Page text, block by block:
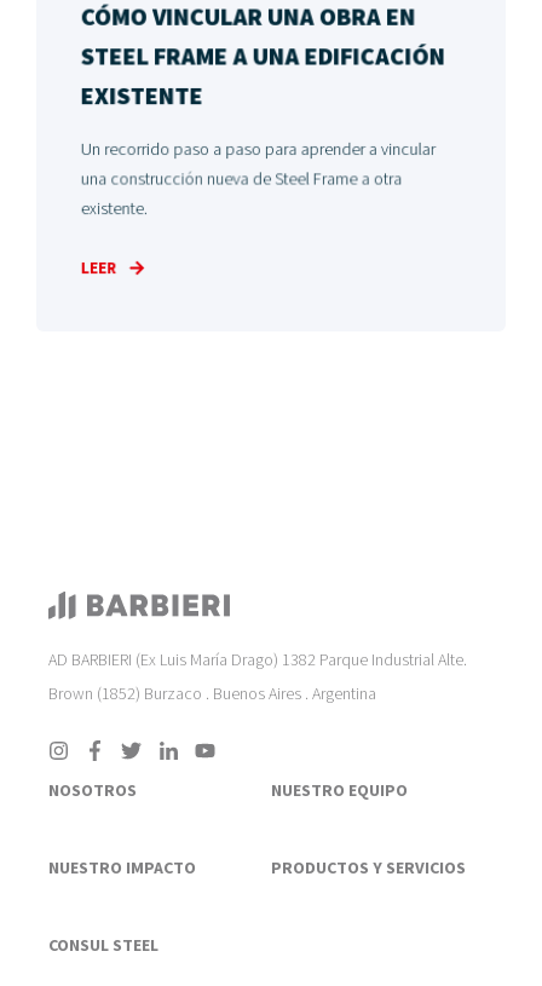
CÓMO VINCULAR UNA OBRA EN
STEEL FRAME A UNA EDIFICACIÓN
EXISTENTE
Un recorrido paso a paso para aprender a vincular
una construcción nueva de Steel Frame a otra
existente.
LEER
AD BARBIERI (Ex Luis María Drago) 1382 Parque Industrial Alte.
Brown (1852) Burzaco . Buenos Aires . Argentina
NOSOTROS NUESTRO EQUIPO
NUESTRO IMPACTO PRODUCTOS Y SERVICIOS
CONSUL STEEL